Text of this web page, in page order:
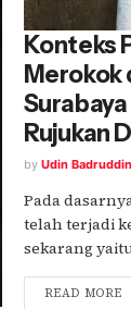
Konteks
Merokok
Rujukan
by Udin Badruddin
Pada
telah terjadi
sekarang
READ MORE